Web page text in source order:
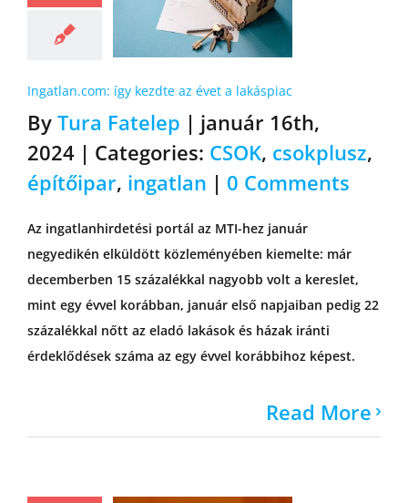
Ingatlan.com: így kezdte az évet a lakáspiac
By Tura Fatelep | január 16th,
2024 | Categories: CSOK, csokplusz,
építőipar, ingatlan | 0 Comments
Az ingatlanhirdetési portál az MTI-hez január
negyedikén elküldött közleményében kiemelte: már
decemberben 15 százalékkal nagyobb volt a kereslet,
mint egy évvel korábban, január első napjaiban pedig 22
százalékkal nőtt az eladó lakások és házak iránti
érdeklődések száma az egy évvel korábbihoz képest.
Read More